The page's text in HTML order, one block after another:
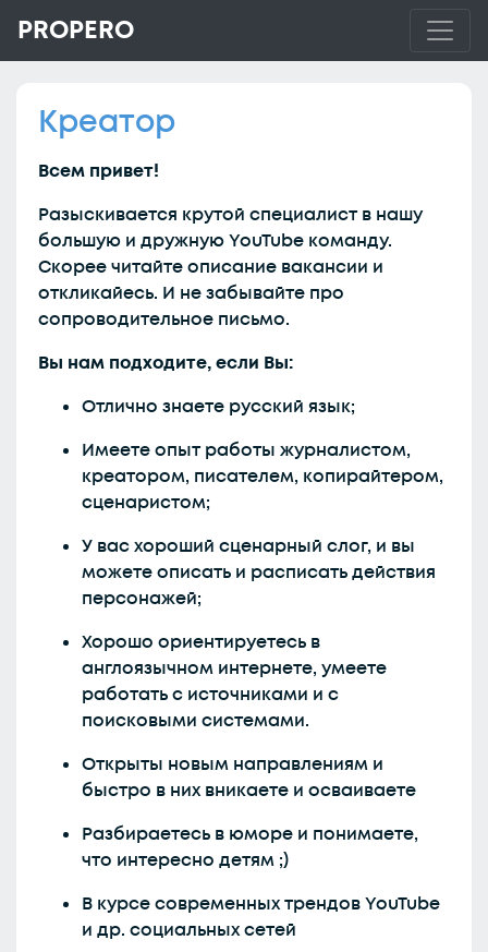
PROPERO
Креатор
Всем привет!
Разыскивается крутой специалист в нашу
большую и дружную YouTube команду.
Скорее читайте описание вакансии и
откликайесь. И не забывайте про
сопроводительное письмо.
Вы нам подходите, если Вы:
Отлично знаете русский язык;
Имеете опыт работы журналистом,
креатором, писателем, копирайтером,
сценаристом;
У вас хороший сценарный слог, и вы
можете описать и расписать действия
персонажей;
Хорошо ориентируетесь в
англоязычном интернете, умеете
работать с источниками и с
поисковыми системами.
Открыты новым направлениям и
быстро в них вникаете и осваиваете
Разбираетесь в юморе и понимаете,
что интересно детям ;)
В курсе современных трендов YouTube
и др. социальных сетей